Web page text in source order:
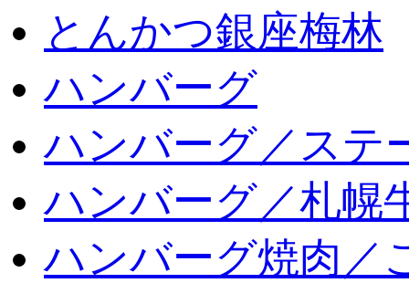
とんかつ銀座梅林
ハンバーグ
ハンバーグ／ステ
ハンバーグ／札幌
ハンバーグ焼肉／